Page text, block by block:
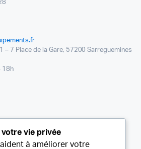
– 7 Place de la Gare, 57200 Sarreguemines
18h
vie privée
aident à améliorer votre